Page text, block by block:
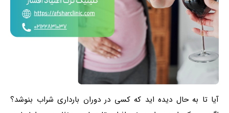
آیا تا به حال دیده اید که کسی در دوران بارداری شراب بنوشد؟